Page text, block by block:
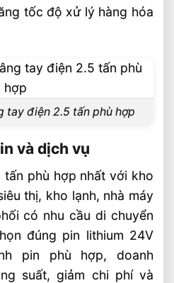
tốc độ xử lý hàng hóa
tay điện 2.5 tấn phù hợp
và dịch vụ
phù hợp nhất với kho
thị, kho lạnh, nhà máy
có nhu cầu di chuyển
đúng pin lithium 24V
pin phù hợp, doanh
suất, giảm chi phí và